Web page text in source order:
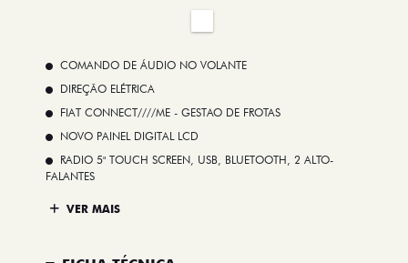
COMANDO DE ÁUDIO NO VOLANTE
DIREÇÃO ELÉTRICA
FIAT CONNECT////ME - GESTAO DE FROTAS
NOVO PAINEL DIGITAL LCD
RADIO 5" TOUCH SCREEN, USB, BLUETOOTH, 2 ALTO-
FALANTES
VER MAIS